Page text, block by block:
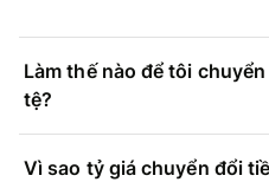
Làm thế nào để tôi
tệ?
Vì sao tỷ giá chuyển đổi